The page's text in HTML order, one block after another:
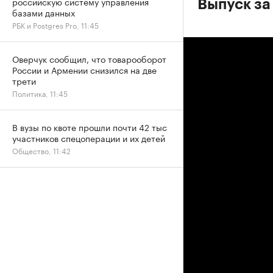
Выпуск
базами данных
РБК и Postgres Pro, 11:45
Оверчук сообщил, что товарооборот
России и Армении снизился на две
трети
Политика, 11:45
В вузы по квоте прошли почти 42 тыс
участников спецоперации и их детей
Общество, 11:42